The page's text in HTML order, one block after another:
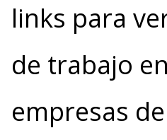
links para
de trabajo
empresas